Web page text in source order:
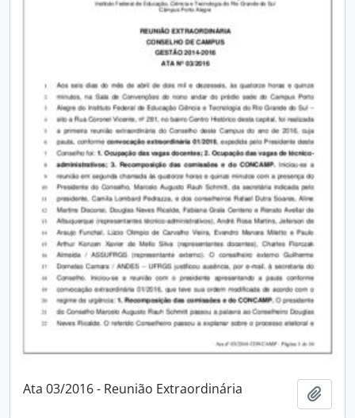
Ata 03/2016 - Reunião Extraordinária